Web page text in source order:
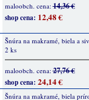
maloobch. cena:14,36 €
shop cena: 12,48 €
Šnúra na makramé, biela a
2 ks
maloobch. cena:27,76 €
shop cena: 24,14 €
Šnúra na makramé, biela